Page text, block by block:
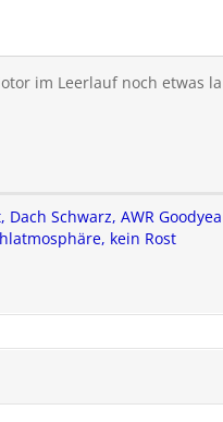
im Leerlauf noch etwas
, Dach Schwarz, AWR
kein Rost